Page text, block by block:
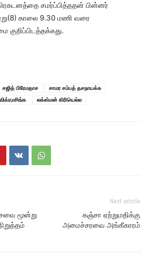
சமர்ப்பித்ததன் பின்னர்
காலை 9.30 மணி வரை
சஜித் பிரேமதாச
சாமர சம்பத் தசநாயக்க
லக்ஸ்மன் கிரியெல்ல
மூன்று
Next article
கஞ்சா ஏற்றுமதிக்கு
அமைச்சரவை அங்கீகாரம்